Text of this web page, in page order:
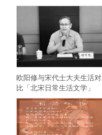
欧阳修与宋代士大夫生活对
比「北宋日常生活文学」